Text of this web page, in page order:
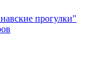
прогулки"